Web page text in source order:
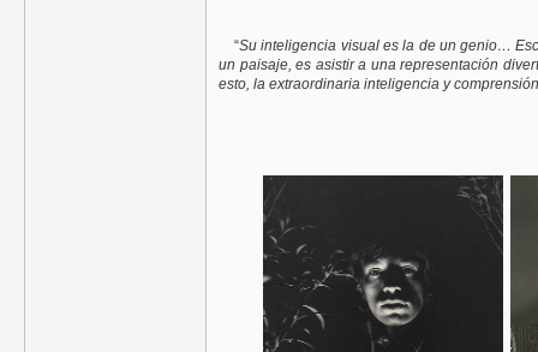
“Su inteligencia visual es la de un genio…
un paisaje, es asistir a una representación
esto, la extraordinaria inteligencia y